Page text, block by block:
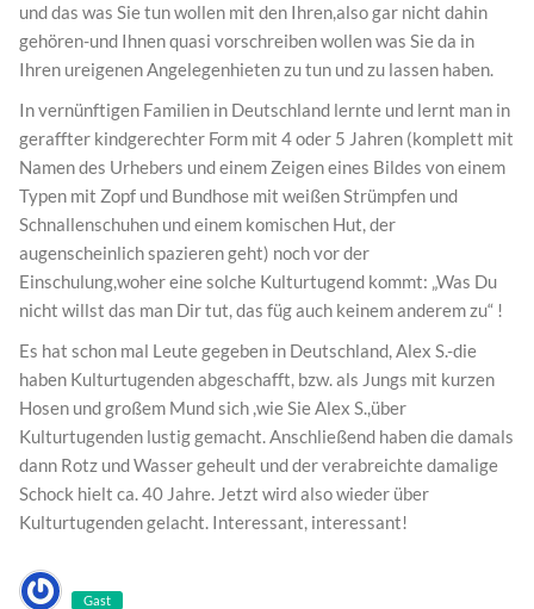
und das was Sie tun wollen mit den Ihren,also gar nicht dahin
gehören-und Ihnen quasi vorschreiben wollen was Sie da in
Ihren ureigenen Angelegenhieten zu tun und zu lassen haben.
In vernünftigen Familien in Deutschland lernte und lernt man in
geraffter kindgerechter Form mit 4 oder 5 Jahren (komplett mit
Namen des Urhebers und einem Zeigen eines Bildes von einem
Typen mit Zopf und Bundhose mit weißen Strümpfen und
Schnallenschuhen und einem komischen Hut, der
augenscheinlich spazieren geht) noch vor der
Einschulung,woher eine solche Kulturtugend kommt: „Was Du
nicht willst das man Dir tut, das füg auch keinem anderem zu“ !
Es hat schon mal Leute gegeben in Deutschland, Alex S.-die
haben Kulturtugenden abgeschafft, bzw. als Jungs mit kurzen
Hosen und großem Mund sich ,wie Sie Alex S.,über
Kulturtugenden lustig gemacht. Anschließend haben die damals
dann Rotz und Wasser geheult und der verabreichte damalige
Schock hielt ca. 40 Jahre. Jetzt wird also wieder über
Kulturtugenden gelacht. Interessant, interessant!
Gast